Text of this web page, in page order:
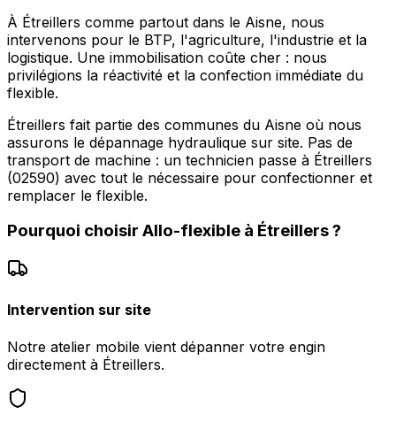
À Étreillers comme partout dans le Aisne, nous
intervenons pour le BTP, l'agriculture, l'industrie et la
logistique. Une immobilisation coûte cher : nous
privilégions la réactivité et la confection immédiate du
flexible.
Étreillers fait partie des communes du Aisne où nous
assurons le dépannage hydraulique sur site. Pas de
transport de machine : un technicien passe à Étreillers
(02590) avec tout le nécessaire pour confectionner et
remplacer le flexible.
Pourquoi choisir Allo-flexible à Étreillers?
Intervention sur site
Notre atelier mobile vient dépanner votre engin
directement à Étreillers.